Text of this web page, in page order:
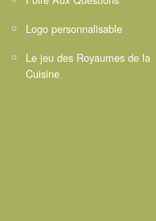
Logo personnalisable
Le jeu des Royaumes de la
Cuisine